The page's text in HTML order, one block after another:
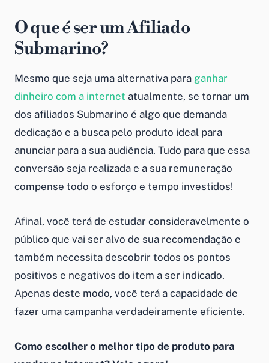
O que é ser um Afiliado
Submarino?
Mesmo que seja uma alternativa para ganhar
dinheiro com a internet atualmente, se tornar um
dos afiliados Submarino é algo que demanda
dedicação e a busca pelo produto ideal para
anunciar para a sua audiência. Tudo para que essa
conversão seja realizada e a sua remuneração
compense todo o esforço e tempo investidos!
Afinal, você terá de estudar consideravelmente o
público que vai ser alvo de sua recomendação e
também necessita descobrir todos os pontos
positivos e negativos do item a ser indicado.
Apenas deste modo, você terá a capacidade de
fazer uma campanha verdadeiramente eficiente.
Como escolher o melhor tipo de produto para